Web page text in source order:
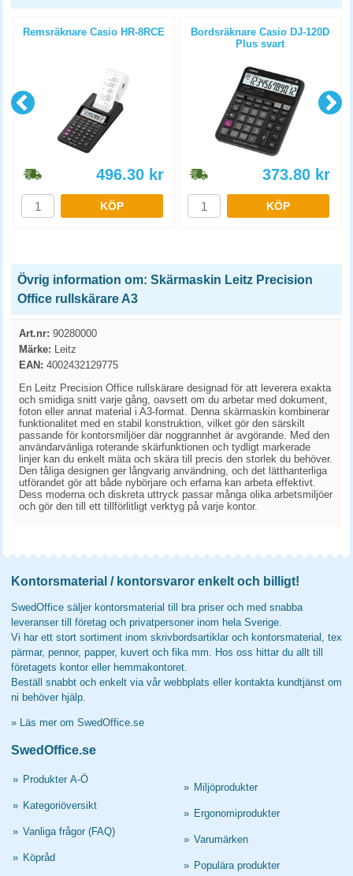
Remsräknare Casio HR-8RCE
496.30 kr
KÖP
Bordsräknare Casio DJ-120D
Plus svart
373.80 kr
KÖP
Övrig information om: Skärmaskin Leitz Precision
Office rullskärare A3
Art.nr: 90280000
Märke: Leitz
EAN: 4002432129775
En Leitz Precision Office rullskärare designad för att leverera exakta
och smidiga snitt varje gång, oavsett om du arbetar med dokument,
foton eller annat material i A3-format. Denna skärmaskin kombinerar
funktionalitet med en stabil konstruktion, vilket gör den särskilt
passande för kontorsmiljöer där noggrannhet är avgörande. Med den
användarvänliga roterande skärfunktionen och tydligt markerade
linjer kan du enkelt mäta och skära till precis den storlek du behöver.
Den tåliga designen ger långvarig användning, och det lätthanterliga
utförandet gör att både nybörjare och erfarna kan arbeta effektivt.
Dess moderna och diskreta uttryck passar många olika arbetsmiljöer
och gör den till ett tillförlitligt verktyg på varje kontor.
Kontorsmaterial / kontorsvaror enkelt och billigt!
SwedOffice säljer kontorsmaterial till bra priser och med snabba
leveranser till företag och privatpersoner inom hela Sverige.
Vi har ett stort sortiment inom skrivbordsartiklar och kontorsmaterial, tex
pärmar, pennor, papper, kuvert och fika mm. Hos oss hittar du allt till
företagets kontor eller hemmakontoret.
Beställ snabbt och enkelt via vår webbplats eller kontakta kundtjänst om
ni behöver hjälp.
» Läs mer om SwedOffice.se
SwedOffice.se
» Produkter A-Ö
» Kategoriöversikt
» Vanliga frågor (FAQ)
» Köpråd
» Miljöprodukter
» Ergonomiprodukter
» Varumärken
» Populära produkter